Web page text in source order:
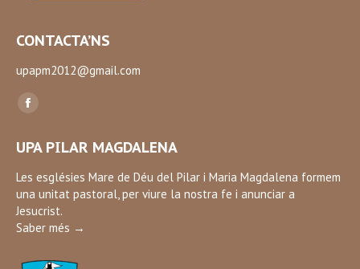
CONTACTA’NS
upapm2012@gmail.com
Find us on:
Facebook
opens
in
new
window
UPA PILAR MAGDALENA
Les esglésies Mare de Déu del Pilar i Maria Magdalena formem
una unitat pastoral, per viure la nostra fe i anunciar a
Jesucrist.
Saber més →